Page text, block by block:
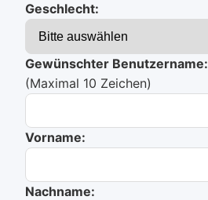
Geschlecht:
Gewünschter Benutzername:
(Maximal 10 Zeichen)
Vorname:
Nachname: